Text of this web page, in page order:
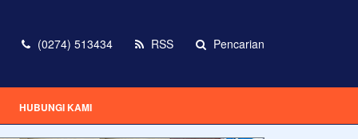
(0274) 513434 RSS Pencarian
HUBUNGI KAMI